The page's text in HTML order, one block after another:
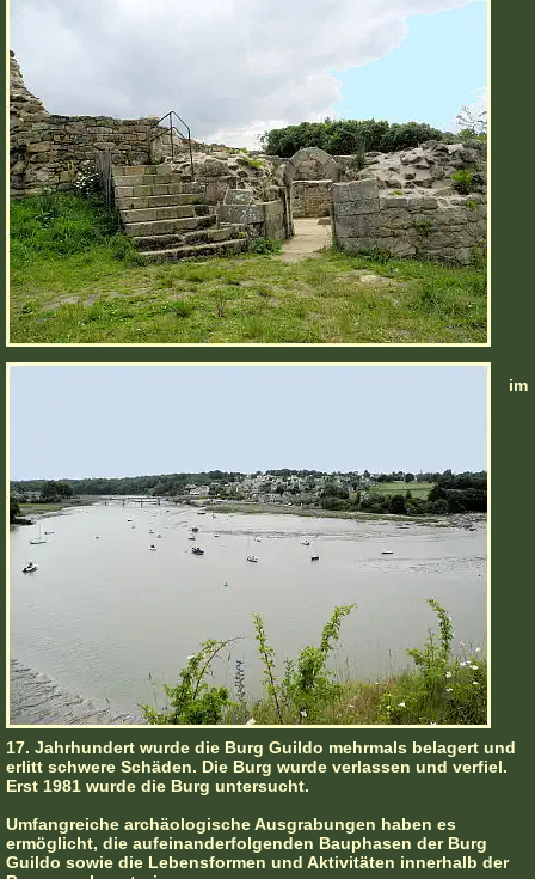
im
17. Jahrhundert wurde die Burg Guildo mehrmals belagert und
erlitt schwere Schäden. Die Burg wurde verlassen und verfiel.
Erst 1981 wurde die Burg untersucht.
Umfangreiche archäologische Ausgrabungen haben es
ermöglicht, die aufeinanderfolgenden Bauphasen der Burg
Guildo sowie die Lebensformen und Aktivitäten innerhalb der